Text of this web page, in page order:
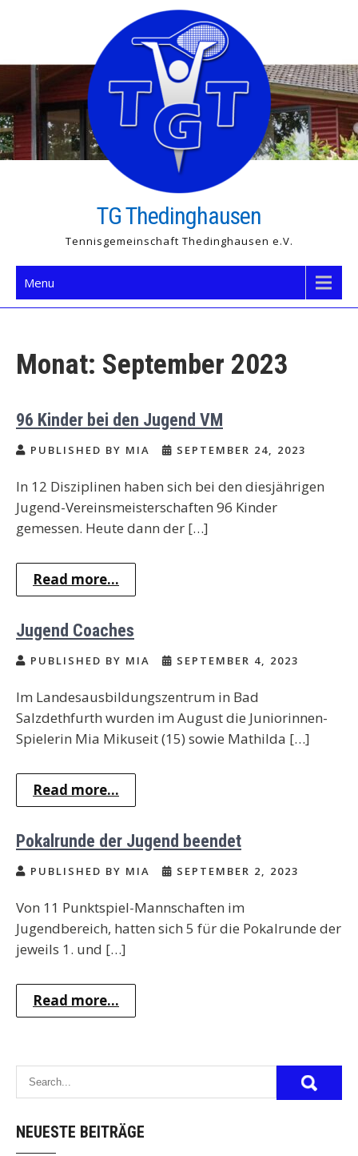
TG Thedinghausen
Tennisgemeinschaft Thedinghausen e.V.
Menu
Monat: September 2023
96 Kinder bei den Jugend VM
PUBLISHED BY MIA SEPTEMBER 24, 2023
In 12 Disziplinen haben sich bei den diesjährigen
Jugend-Vereinsmeisterschaften 96 Kinder
gemessen. Heute dann der […]
Read more...
Jugend Coaches
PUBLISHED BY MIA SEPTEMBER 4, 2023
Im Landesausbildungszentrum in Bad
Salzdethfurth wurden im August die Juniorinnen-
Spielerin Mia Mikuseit (15) sowie Mathilda […]
Read more...
Pokalrunde der Jugend beendet
PUBLISHED BY MIA SEPTEMBER 2, 2023
Von 11 Punktspiel-Mannschaften im
Jugendbereich, hatten sich 5 für die Pokalrunde der
jeweils 1. und […]
Read more...
NEUESTE BEITRÄGE